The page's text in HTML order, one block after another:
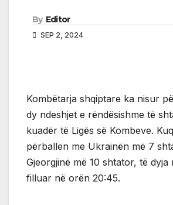
By Editor
SEP 2, 2024
Kombëtarja shqiptare ka nisur
dy ndeshjet e rëndësishme të
kuadër të Ligës së Kombeve.
përballen me Ukrainën më 7
Gjeorgjinë më 10 shtator, të dyja
filluar në orën 20:45.